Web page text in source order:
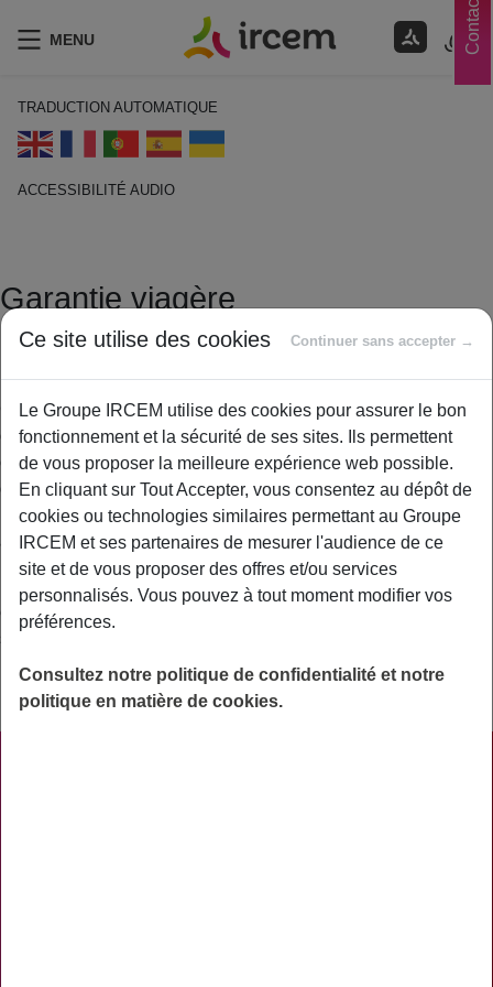
Contacts
MENU
TRADUCTION AUTOMATIQUE
ACCESSIBILITÉ AUDIO
Garantie viagère
14 janvier 2021
C’est une garantie à vie qui ne peut être résiliée qu’à la
demande de l’assuré. La mutuelle retrouve le droit de résilier le
contrat seulement si l’adhérent ne paie pas ses cotisations. Ce
dispositif protège des résiliations de contrat, les assurés qui
reviennent chers à leurs assureurs, notamment les personnes
âgées en matière de complémentaire santé.
Une garantie viagère est généralement immédiate, c’est-à-dire
en vigueur dès la souscription. La compagnie d’assurance
santé, ou la mutuelle santé, s’engage à maintenir le contrat
malgré les montants, la durée et la fréquence des
remboursements de soins.
Ce site utilise des cookies Continuer sans accepter →
Le Groupe IRCEM utilise des cookies pour assurer le bon
fonctionnement et la sécurité de ses sites. Ils permettent
de vous proposer la meilleure expérience web possible.
En cliquant sur Tout Accepter, vous consentez au dépôt de
cookies ou technologies similaires permettant au Groupe
IRCEM et ses partenaires de mesurer l'audience de ce
site et de vous proposer des offres et/ou services
personnalisés. Vous pouvez à tout moment modifier vos
préférences.
Consultez notre politique de confidentialité et notre
politique en matière de cookies.